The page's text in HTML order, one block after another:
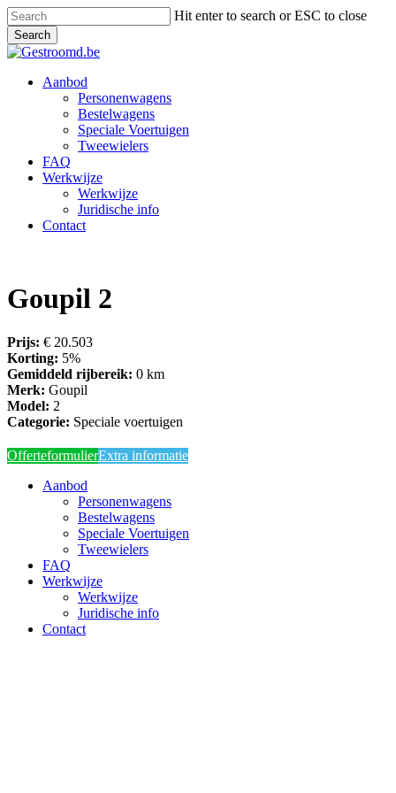
Skip
to
main
content
Hit enter to search or ESC to close
Search
Close
Menu
Aanbod
Personenwagens
Bestelwagens
Speciale Voertuigen
Tweewielers
FAQ
Werkwijze
Werkwijze
Juridische info
Contact
Goupil 2
Prijs: € 20.503
Korting: 5%
Gemiddeld rijbereik: 0 km
Merk: Goupil
Model: 2
Categorie: Speciale voertuigen
OfferteformulierExtra informatie
Close
Aanbod
Personenwagens
Bestelwagens
Speciale Voertuigen
Tweewielers
FAQ
Werkwijze
Werkwijze
Juridische info
Contact